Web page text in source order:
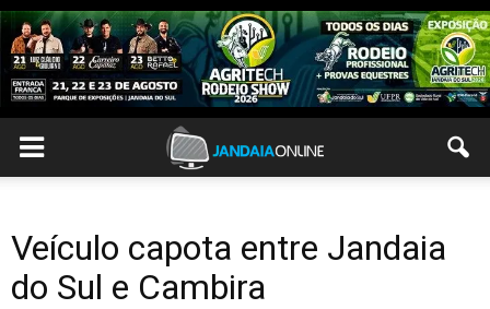
Veículo capota entre Jandaia
do Sul e Cambira